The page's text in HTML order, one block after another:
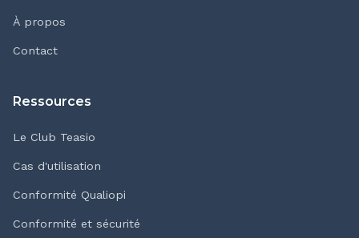
À propos
Contact
Ressources
Le Club Teasio
Cas d'utilisation
Conformité Qualiopi
Conformité et sécurité